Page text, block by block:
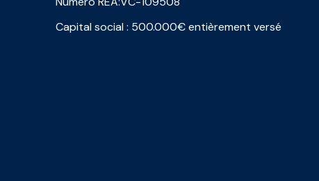
Capital social : 500.000€ entièrement versé